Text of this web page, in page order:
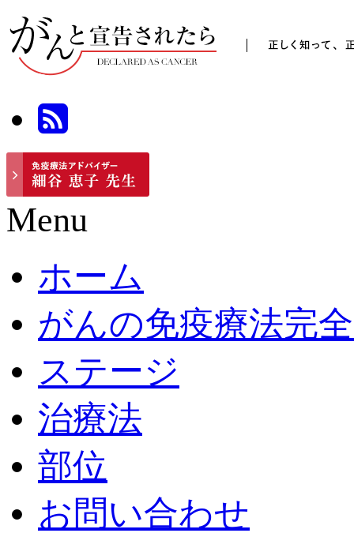
Menu
ホーム
がんの免疫療法完
ステージ
治療法
部位
お問い合わせ